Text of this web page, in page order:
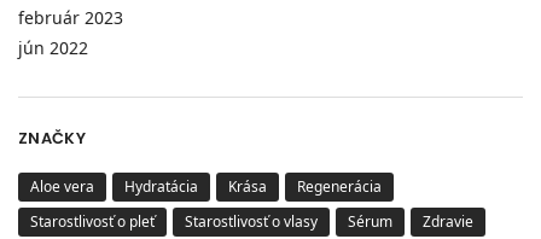
február 2023
jún 2022
ZNAČKY
Aloe vera Hydratácia Krása
Regenerácia
Starostlivosť o pleť
Starostlivosť o vlasy Sérum Zdravie